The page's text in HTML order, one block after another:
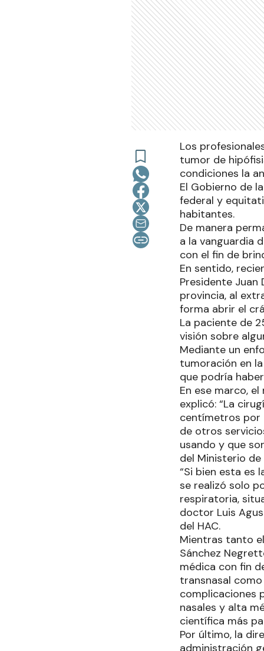
Los
tumor de
condiciones la
El Gobierno de
federal y
habitantes.
De manera
a la vanguardia
con el fin de
En sentido,
Presidente Juan
provincia, al
forma abrir el
La paciente de
visión sobre
Mediante un
tumoración en
que podría
En ese marco,
explicó: “La
centímetros por
de otros
usando y que
del Ministerio de
“Si bien esta es
se realizó solo
respiratoria,
doctor Luis
del HAC.
Mientras tanto
Sánchez
médica con fin
transnasal
complicaciones
nasales y alta
científica más
Por último, la
administración